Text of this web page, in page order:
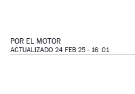
POR EL MOTOR
ACTUALIZADO 24 FEB 25 - 16: 01